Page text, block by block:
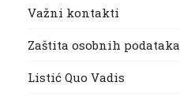
Važni kontakti
Zaštita osobnih podataka
Listić Quo Vadis